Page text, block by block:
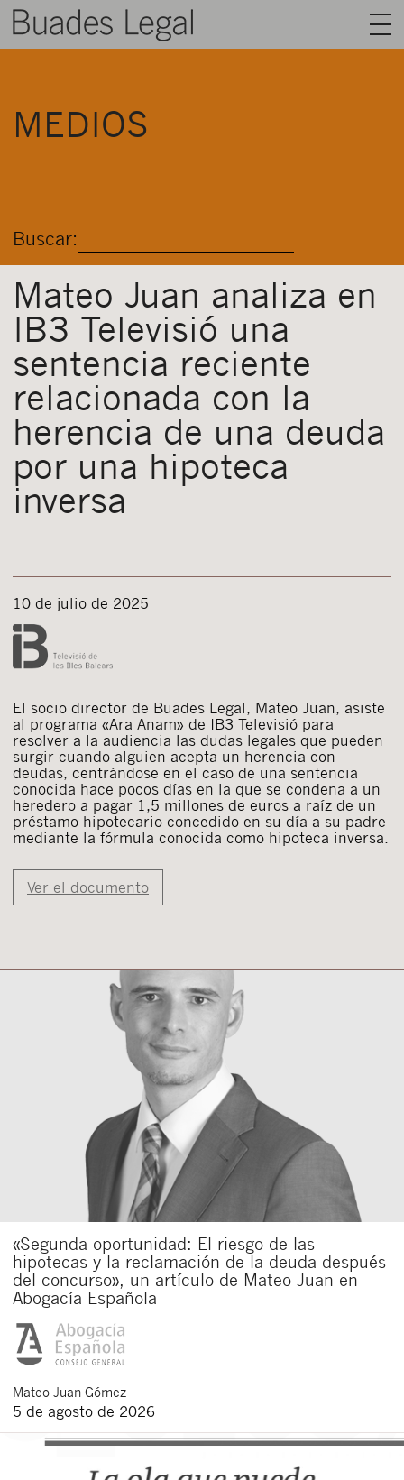
MEDIOS
Buscar:
Mateo Juan analiza en
IB3 Televisió una
sentencia reciente
relacionada con la
herencia de una deuda
por una hipoteca
inversa
10 de julio de 2025
El socio director de Buades Legal, Mateo Juan, asiste
al programa «Ara Anam» de IB3 Televisió para
resolver a la audiencia las dudas legales que pueden
surgir cuando alguien acepta un herencia con
deudas, centrándose en el caso de una sentencia
conocida hace pocos días en la que se condena a un
heredero a pagar 1,5 millones de euros a raíz de un
préstamo hipotecario concedido en su día a su padre
mediante la fórmula conocida como hipoteca inversa.
Ver el documento
«Segunda oportunidad: El riesgo de las
hipotecas y la reclamación de la deuda después
del concurso», un artículo de Mateo Juan en
Abogacía Española
Mateo Juan Gómez
5 de agosto de 2026